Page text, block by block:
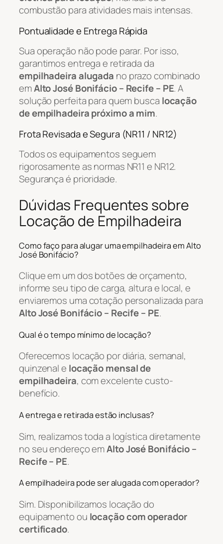
combustão para atividades mais intensas.
Pontualidade e Entrega Rápida
Sua operação não pode parar. Por isso,
garantimos entrega e retirada da
empilhadeira alugada no prazo combinado
emAlto José Bonifácio – Recife – PE. A
solução perfeita para quem busca locação
de empilhadeira próximo a mim.
Frota Revisada e Segura (NR11 / NR12)
Todos os equipamentos seguem
rigorosamente as normas NR11 e NR12.
Segurança é prioridade.
Dúvidas Frequentes sobre
Locação de Empilhadeira
Como faço para alugar uma empilhadeira em Alto
José Bonifácio?
Clique em um dos botões de orçamento,
informe seu tipo de carga, altura e local, e
enviaremos uma cotação personalizada para
Alto José Bonifácio – Recife – PE.
Qual é o tempo mínimo de locação?
Oferecemos locação por diária, semanal,
quinzenal e locação mensal de
empilhadeira, com excelente custo-
benefício.
A entrega e retirada estão inclusas?
Sim, realizamos toda a logística diretamente
no seu endereço emAlto José Bonifácio –
Recife – PE.
A empilhadeira pode ser alugada com operador?
Sim. Disponibilizamos locação do
equipamento ou locação com operador
certificado.